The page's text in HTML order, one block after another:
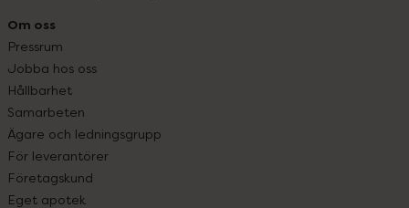
Om oss
Pressrum
Jobba hos oss
Hållbarhet
Samarbeten
Ägare och ledningsgrupp
För leverantörer
Företagskund
Eget apotek